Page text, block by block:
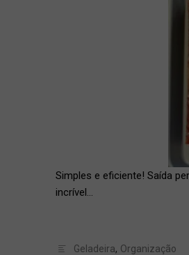
Simples e eficiente! Saída
incrível…
Geladeira, Organização